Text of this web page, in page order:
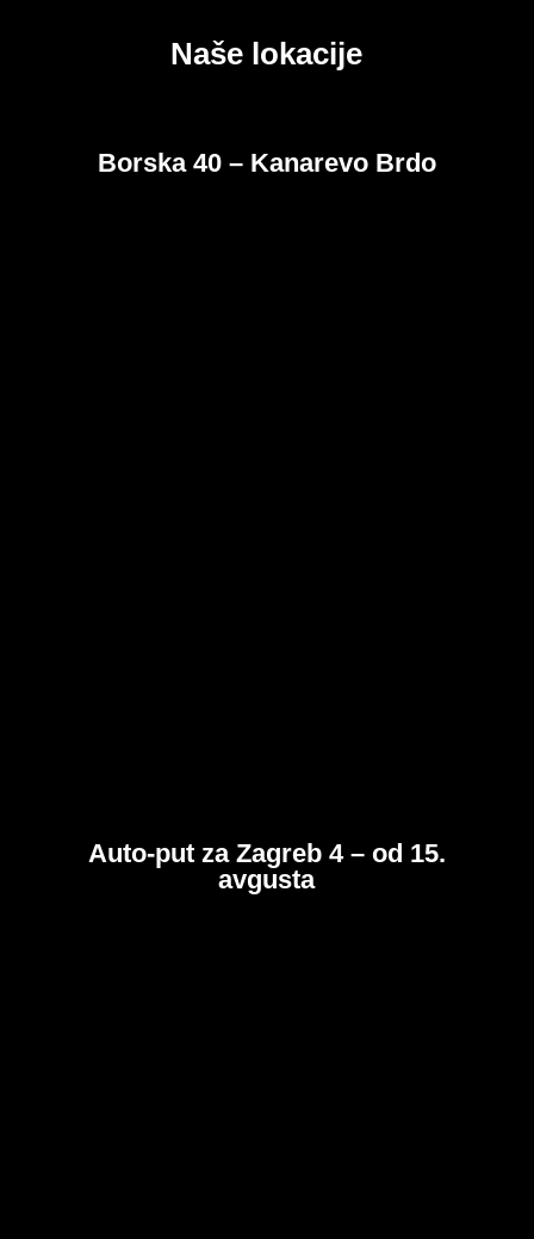
Naše lokacije
Borska 40 – Kanarevo Brdo
Auto-put za Zagreb 4 – od 15.
avgusta